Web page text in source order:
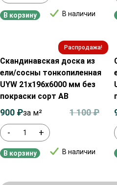
В наличии
В корзину
Распродажа!
Скандинавская доска из
ели/сосны тонкопиленная
UYW 21х196х6000 мм без
покраски сорт АВ
- +
В наличии
1 100₽
900 ₽за м²
В корзину